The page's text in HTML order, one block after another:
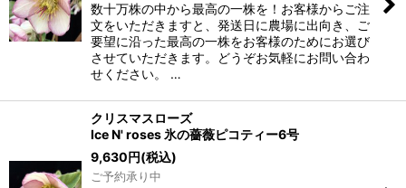
数十万株の中から最高の一株を！お客様からご注
文をいただきますと、発送日に農場に出向き、ご
要望に沿った最高の一株をお客様のためにお選び
させていただきます。どうぞお気軽にお問い合わ
せください。 …
クリスマスローズ
Ice N' roses 氷の薔薇ピコティー6号
9,630円(税込)
ご予約承り中